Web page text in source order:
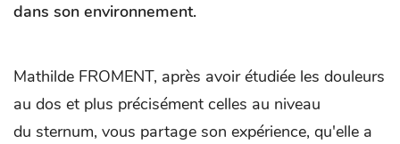
dans son environnement.
Mathilde FROMENT, après avoir étudiée les douleurs
au dos et plus précisément celles au niveau
du sternum, vous partage son expérience, qu'elle a